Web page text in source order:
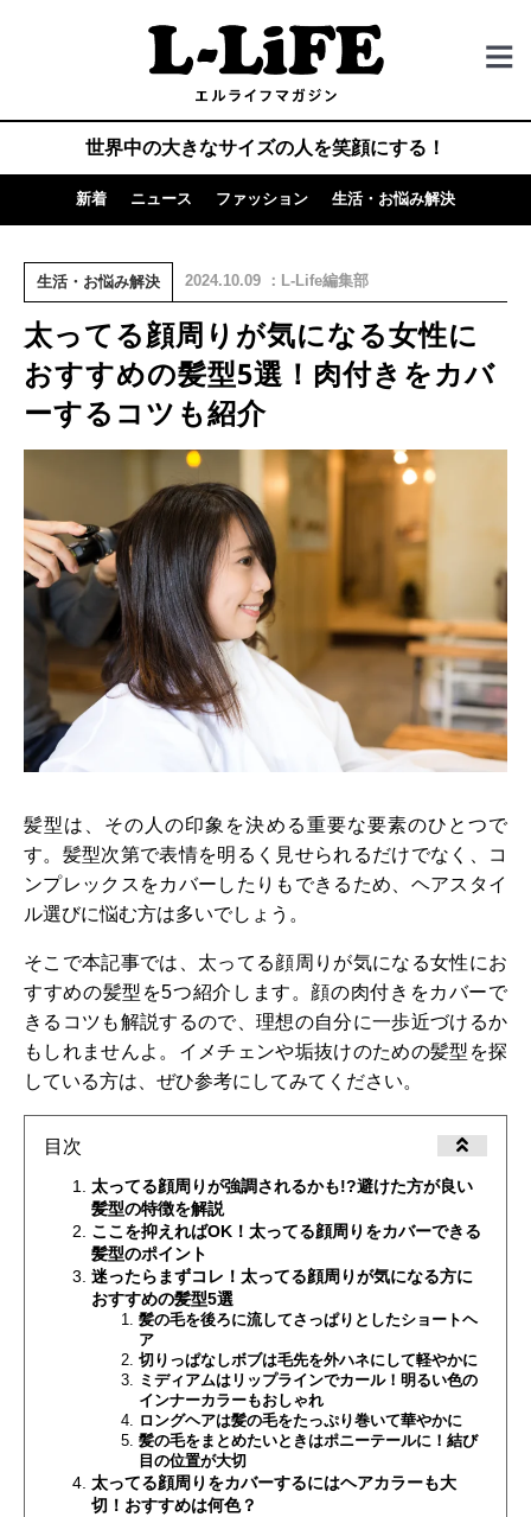
世界中の大きなサイズの人を笑顔にする！
新着 ニュース ファッション 生活・お悩み解決
生活・お悩み解決 2024.10.09 ：L-Life編集部
太ってる顔周りが気になる女性に
おすすめの髪型5選！肉付きをカバ
ーするコツも紹介
髪型は、その人の印象を決める重要な要素のひとつで
す。髪型次第で表情を明るく見せられるだけでなく、コ
ンプレックスをカバーしたりもできるため、ヘアスタイ
ル選びに悩む方は多いでしょう。
そこで本記事では、太ってる顔周りが気になる女性にお
すすめの髪型を5つ紹介します。顔の肉付きをカバーで
きるコツも解説するので、理想の自分に一歩近づけるか
もしれませんよ。イメチェンや垢抜けのための髪型を探
している方は、ぜひ参考にしてみてください。
目次
太ってる顔周りが強調されるかも!?避けた方が良い
髪型の特徴を解説
ここを抑えればOK！太ってる顔周りをカバーできる
髪型のポイント
迷ったらまずコレ！太ってる顔周りが気になる方に
おすすめの髪型5選
髪の毛を後ろに流してさっぱりとしたショートヘ
ア
切りっぱなしボブは毛先を外ハネにして軽やかに
ミディアムはリップラインでカール！明るい色の
インナーカラーもおしゃれ
ロングヘアは髪の毛をたっぷり巻いて華やかに
髪の毛をまとめたいときはポニーテールに！結び
目の位置が大切
太ってる顔周りをカバーするにはヘアカラーも大
切！おすすめは何色？